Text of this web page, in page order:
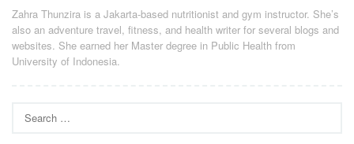
Zahra Thunzira is a Jakarta-based nutritionist and gym instructor. She’s
also an adventure travel, fitness, and health writer for several blogs and
websites. She earned her Master degree in Public Health from
University of Indonesia.
for: